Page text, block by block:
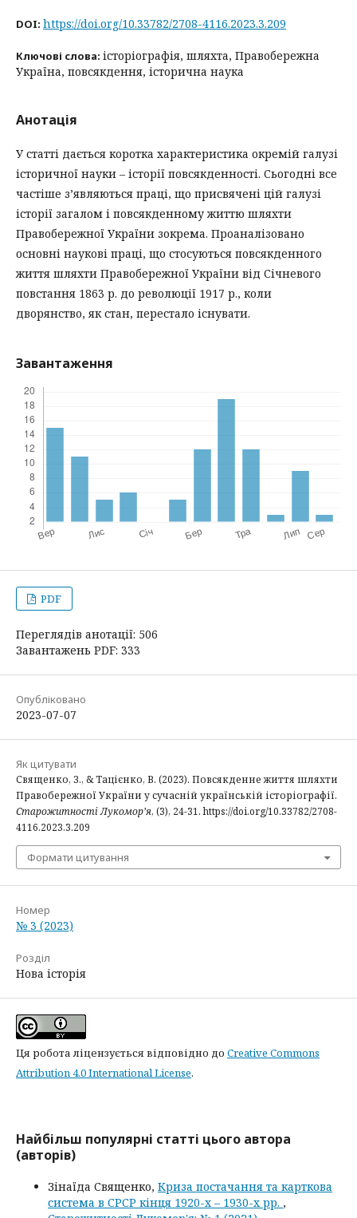
DOI: https://doi.org/10.33782/2708-4116.2023.3.209
Ключові слова: історіографія, шляхта, Правобережна
Україна, повсякдення, історична наука
Анотація
У статті дається коротка характеристика окремій галузі
історичної науки – історії повсякденності. Сьогодні все
частіше з’являються праці, що присвячені цій галузі
історії загалом і повсякденному життю шляхти
Правобережної України зокрема. Проаналізовано
основні наукові праці, що стосуються повсякденного
життя шляхти Правобережної України від Січневого
повстання 1863 р. до революції 1917 р., коли
дворянство, як стан, перестало існувати.
Завантаження
PDF
Переглядів анотації: 506
Завантажень PDF: 333
Опубліковано
2023-07-07
Як цитувати
Священко, З., & Тацієнко, В. (2023). Повсякденне життя шляхти
Правобережної України у сучасній українській історіографії.
Старожитності Лукомор’я, (3), 24-31. https://doi.org/10.33782/2708-
4116.2023.3.209
Формати цитування
Номер
№ 3 (2023)
Розділ
Нова історія
Ця робота ліцензується відповідно до Creative Commons
Attribution 4.0 International License.
Найбільш популярні статті цього автора
(авторів)
Зінаїда Священко, Криза постачання та карткова
система в СРСР кінця 1920-х – 1930-х рр. ,